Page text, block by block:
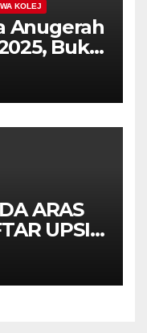
KOLEJ
Anugerah
Bukti
ARAS
UPSI